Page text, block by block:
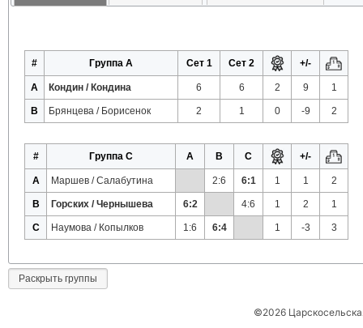
# Группа A Сет 1 Сет 2 +/-
A Кондин / Кондина 6 6 2 9 1
B Брянцева / Борисенок 2 1 0 -9 2
# Группа C A B C +/-
A Маршев / Салабутина 2:6 6:1 1 1 2
B Горских / Чернышева 6:2 4:6 1 2 1
C Наумова / Копылков 1:6 6:4 1 -3 3
Раскрыть группы
©2026